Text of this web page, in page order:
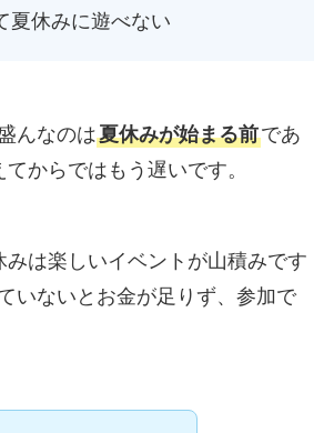
夏休みに遊べない
んなのは夏休みが始まる前であ
からではもう遅いです。
みは楽しいイベントが山積みです
いないとお金が足りず、参加で